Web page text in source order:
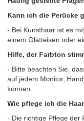
Kann ich die Perücke
- Bei Kunsthaar ist es
einem Glätteisen oder
Hilfe, der Farbton
- Bitte beachten Sie,
auf jedem Monitor,
können.
Wie pflege ich die
- Die richtige Pflege der